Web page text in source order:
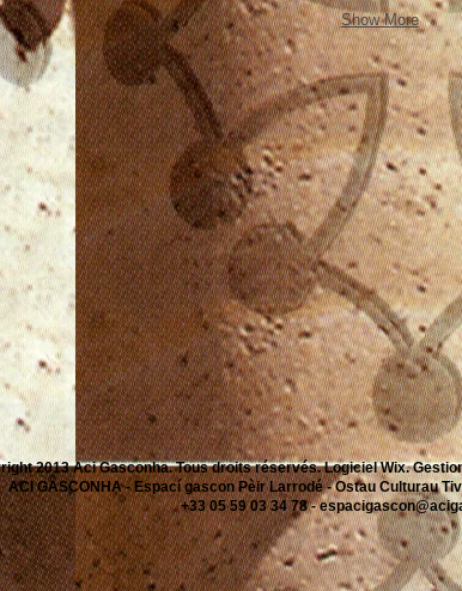
Show More
2013 Aci Gasconha. Tous droits réservés. Logiciel Wix.
ACI GASCONHA - Espací gascon Pèir Larrodé - Ostau Culturau
+33 05 59 03 34 78 -